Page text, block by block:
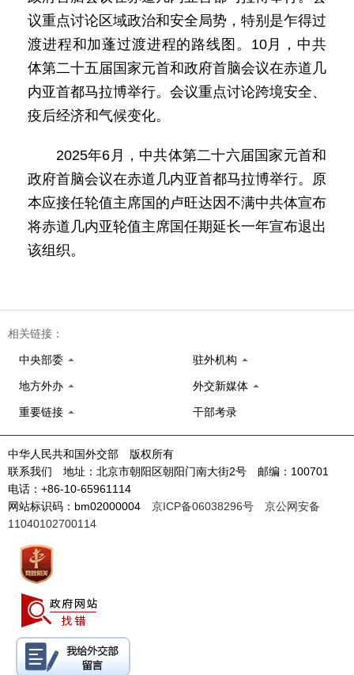
议重点讨论区域政治和安全局势，特别是乍得过
渡进程和加蓬过渡进程的路线图。10月，中共
体第二十五届国家元首和政府首脑会议在赤道几
内亚首都马拉博举行。会议重点讨论跨境安全、
疫后经济和气候变化。
2025年6月，中共体第二十六届国家元首和
政府首脑会议在赤道几内亚首都马拉博举行。原
本应接任轮值主席国的卢旺达因不满中共体宣布
将赤道几内亚轮值主席国任期延长一年宣布退出
该组织。
相关链接：
中央部委 驻外机构
地方外办 外交新媒体
重要链接 干部考录
中华人民共和国外交部 版权所有
联系我们 地址：北京市朝阳区朝阳门南大街2号 邮编：100701
电话：+86-10-65961114
网站标识码：bm02000004 京ICP备06038296号
京公网安备
11040102700114